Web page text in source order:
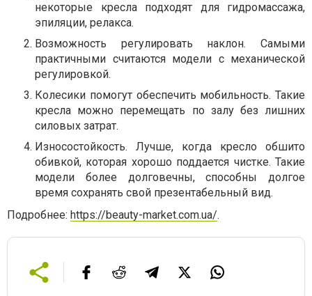
некоторые кресла подходят для гидромассажа,
эпиляции, релакса.
Возможность регулировать наклон. Самыми
практичными считаются модели с механической
регулировкой.
Колесики помогут обеспечить мобильность. Такие
кресла можно перемещать по залу без лишних
силовых затрат.
Износостойкость. Лучше, когда кресло обшито
обивкой, которая хорошо поддается чистке. Такие
модели более долговечны, способны долгое
время сохранять свой презентабельный вид.
Подробнее: https://beauty-market.com.ua/.